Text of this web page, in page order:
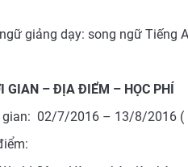
giảng dạy: song ngữ Tiếng
GIAN – ĐỊA ĐIỂM – HỌC PHÍ
gian: 02/7/2016 – 13/8/2016 (